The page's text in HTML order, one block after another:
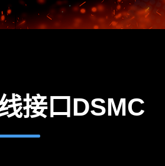
接口DSMC